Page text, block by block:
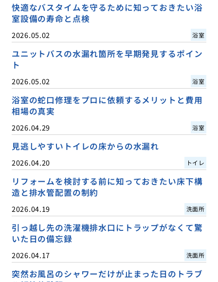
快適なバスタイムを守るために知っておきたい浴
室設備の寿命と点検
2026.05.02 浴室
ユニットバスの水漏れ箇所を早期発見するポイン
ト
2026.05.02 浴室
浴室の蛇口修理をプロに依頼するメリットと費用
相場の真実
2026.04.29 浴室
見逃しやすいトイレの床からの水漏れ
2026.04.20 トイレ
リフォームを検討する前に知っておきたい床下構
造と排水管配置の制約
2026.04.19 洗面所
引っ越し先の洗濯機排水口にトラップがなくて驚
いた日の備忘録
2026.04.17 洗面所
突然お風呂のシャワーだけが止まった日のトラブ